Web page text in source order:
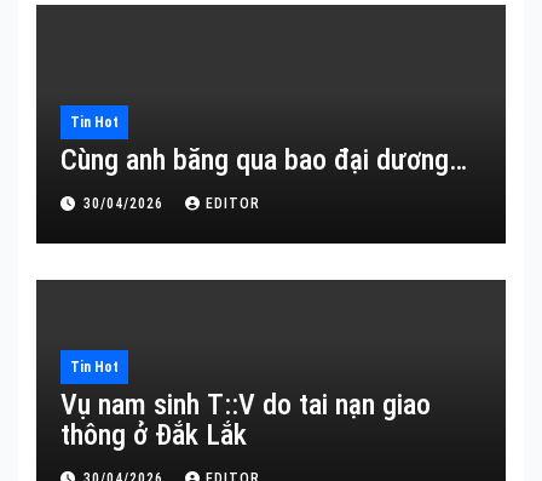
Tin Hot
Cùng anh băng qua bao đại dương…
30/04/2026 EDITOR
Tin Hot
Vụ nam sinh T::V do tai nạn giao
thông ở Đắk Lắk